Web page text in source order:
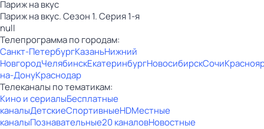
Париж на вкус
Париж на вкус. Сезон 1. Серия 1-я
null
Телепрограмма по городам:
Санкт-ПетербургКазаньНижний
НовгородЧелябинскЕкатеринбургНовосибирскСочи
на-ДонуКраснодар
Телеканалы по тематикам:
Кино и сериалыБесплатные
каналыДетскиеСпортивныеHDМестные
каналыПознавательные20 каналовНовостные